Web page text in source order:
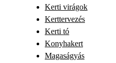
Kerti virágok
Kerttervezés
Kerti tó
Konyhakert
Magaságyás